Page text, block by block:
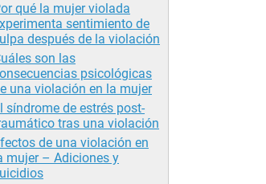
qué la mujer violada
sentimiento de
después de la violación
son las
psicológicas
una violación en la mujer
síndrome de estrés post-
tras una violación
de una violación en
mujer – Adiciones y